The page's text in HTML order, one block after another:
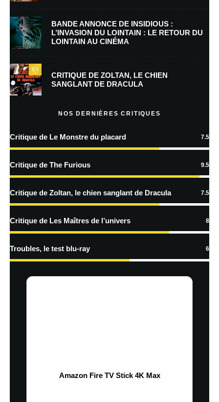
Enregistrer mon nom, mon e-mail et mon site dans le navigateur pour
mon prochain commentaire.
Prévenez-moi de tous les nouveaux commentaires par e-mail.
Prévenez-moi de tous les nouveaux articles par e-mail.
En savoir
traitées
BANDE ANNONCE DE INSIDIOUS :
L’INVASION DU LOINTAIN : LE RETOUR DU
LOINTAIN AU CINÉMA
7.5
CRITIQUE DE ZOLTAN, LE CHIEN
SANGLANT DE DRACULA
NOS DERNIÈRES CRITIQUES
Critique de Le Monstre du placard 7.5
Critique de The Furious 9.5
Critique de Zoltan, le chien sanglant de Dracula 7.5
Critique de Les Maîtres de l’univers 8
Troubles, le test blu-ray 6
Amazon Fire TV Stick 4K Max